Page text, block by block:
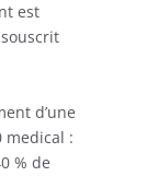
est
d’une
medical :
% de